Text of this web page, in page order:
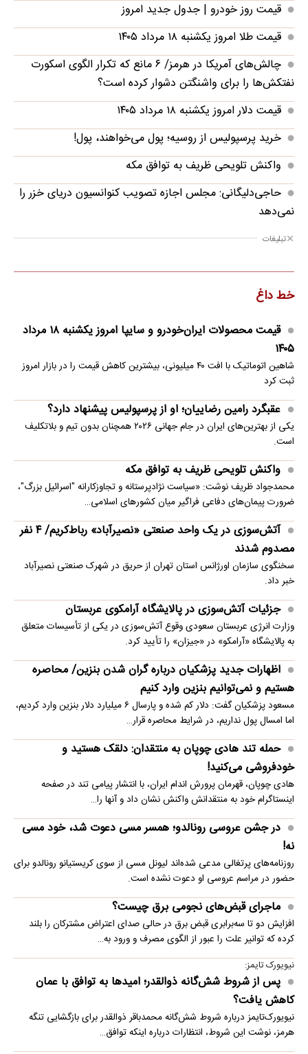
قیمت روز خودرو | جدول جدید امروز
قیمت طلا امروز یکشنبه ۱۸ مرداد ۱۴۰۵
چالش‌های آمریکا در هرمز/ ۶ مانع که تکرار الگوی اسکورت
نفتکش‌ها را برای واشنگتن دشوار کرده‌ است؟
قیمت دلار امروز یکشنبه ۱۸ مرداد ۱۴۰۵
خرید پرسپولیس از روسیه؛ پول می‌خواهند، پول!
واکنش تلویحی ظریف به توافق مکه
حاجی‌دلیگانی: مجلس اجازه تصویب کنوانسیون دریای خزر را
نمی‌دهد
تبلیغات
خط داغ
قیمت محصولات ایران‌خودرو و سایپا امروز یکشنبه ۱۸ مرداد
۱۴۰۵
شاهین اتوماتیک با افت ۴۰ میلیونی، بیشترین کاهش قیمت را در بازار امروز
ثبت کرد
عقبگرد رامین رضاییان؛ او از پرسپولیس پیشنهاد دارد؟
یکی از بهترین‌های ایران در جام جهانی ۲۰۲۶ همچنان بدون تیم و بلاتکلیف
است.
واکنش تلویحی ظریف به توافق مکه
محمدجواد ظریف نوشت: «سیاست نژادپرستانه و تجاوزکارانه "اسرائیل بزرگ"،
ضرورت پیمان‌های دفاعی فراگیر میان کشورهای اسلامی…
آتش‌سوزی در یک واحد صنعتی «نصیرآباد» رباط‌کریم/ ۴ نفر
مصدوم شدند
سخنگوی سازمان اورژانس استان تهران از حریق در شهرک صنعتی نصیرآباد
خبر داد.
جزئیات آتش‌سوزی در پالایشگاه آرامکوی عربستان
وزارت انرژی عربستان سعودی وقوع آتش‌سوزی در یکی از تأسیسات متعلق
به پالایشگاه «آرامکو» در «جیزان» را تأیید کرد.
اظهارات جدید پزشکیان درباره گران شدن بنزین/ محاصره
هستیم و نمی‌توانیم بنزین وارد کنیم
مسعود پزشکیان گفت: دلار کم شده و پارسال ۶ میلیارد دلار بنزین وارد کردیم،
اما امسال پول نداریم، در شرایط محاصره قرار…
حمله تند هادی چوپان به منتقدان: دلقک هستید و
خودفروشی می‌کنید!
هادی چوپان، قهرمان پرورش اندام ایران، با انتشار پیامی تند در صفحه
اینستاگرام خود به منتقدانش واکنش نشان داد و آنها را…
در جشن عروسی رونالدو؛ همسر مسی دعوت شد، خود مسی
نه!
روزنامه‌های پرتغالی مدعی شده‌اند لیونل مسی از سوی کریستیانو رونالدو برای
حضور در مراسم عروسی او دعوت نشده است.
ماجرای قبض‌های نجومی برق چیست؟
افزایش دو تا سه‌برابری قبض برق در حالی صدای اعتراض مشترکان را بلند
کرده که توانیر علت را عبور از الگوی مصرف و ورود به…
نیویورک تایمز:
پس از شروط شش‌گانه ذوالقدر؛ امیدها به توافق با عمان
کاهش یافت؟
نیویورک‌تایمز درباره شروط شش‌گانه محمدباقر ذوالقدر برای بازگشایی تنگه
هرمز، نوشت این شروط، انتظارات درباره اینکه توافق…